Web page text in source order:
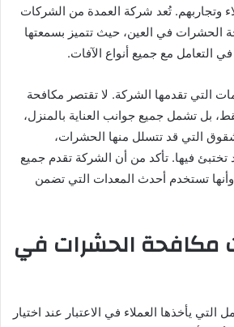
وتجاربهم. تُعد شركة العمدة من الشركات
الحشرات في العين، حيث تتميز بسمعتها
التعامل مع جميع أنواع الآفات.
التي تقدمها الشركة. لا تقتصر مكافحة
بل تشمل جميع جوانب العناية بالمنزل،
التي قد تتسلل منها الحشرات،
تختبئ فيها. تأكد من أن الشركة تقدم جميع
وأنها تستخدم أحدث المعدات التي تضمن
مكافحة الحشرات في
التي يأخذها العملاء في الاعتبار عند اختيار